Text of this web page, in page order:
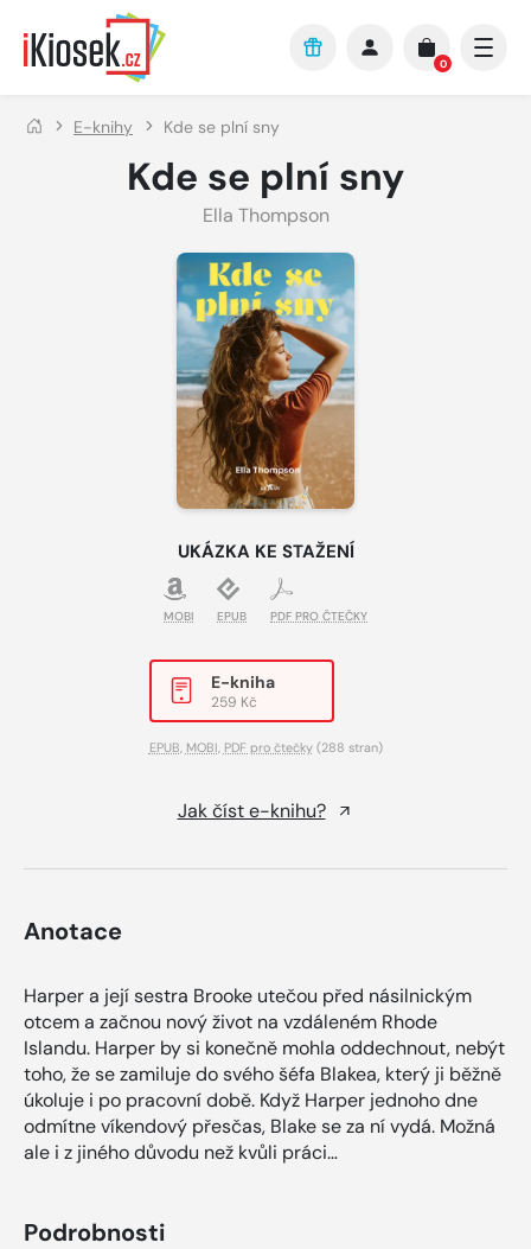
Přejít na hlavní obsah
0
E-knihy Kde se plní sny
Kde se plní sny
Ella Thompson
UKÁZKA KE STAŽENÍ
MOBI EPUB PDF PRO ČTEČKY
E-kniha
259 Kč
EPUB MOBI PDF pro čtečky(288 stran)
Jak číst e-knihu?
Anotace
Harper a její sestra Brooke utečou před násilnickým
otcem a začnou nový život na vzdáleném Rhode
Islandu. Harper by si konečně mohla oddechnout, nebýt
toho, že se zamiluje do svého šéfa Blakea, který ji běžně
úkoluje i po pracovní době. Když Harper jednoho dne
odmítne víkendový přesčas, Blake se za ní vydá. Možná
ale i z jiného důvodu než kvůli práci…
Podrobnosti